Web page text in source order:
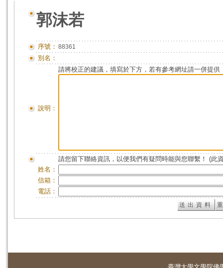
郭沫若
序號： 88361
別名：
說明：
請將校正的建議，填寫於下方，若有參考網址請一併提供
請您留下聯絡資訊，以便我們有疑問時能與您聯繫！ (此
姓名：
信箱：
電話：